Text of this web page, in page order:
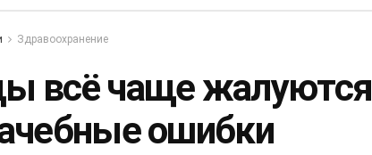
Здравоохранение
всё чаще жалуются
ошибки